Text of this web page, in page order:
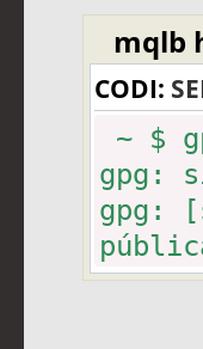
mqlb
CODI:
~ $
gpg:
gpg: